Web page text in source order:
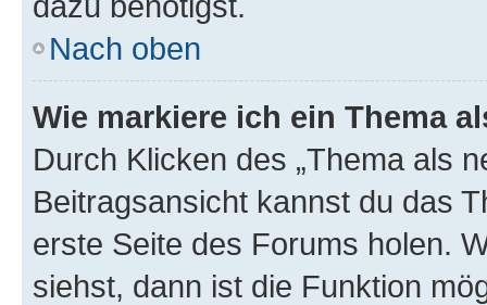
Nach oben
Wie markiere ich ein Thema
Durch Klicken des „Thema als
Beitragsansicht kannst du das
erste Seite des Forums holen.
siehst, dann ist die Funktion